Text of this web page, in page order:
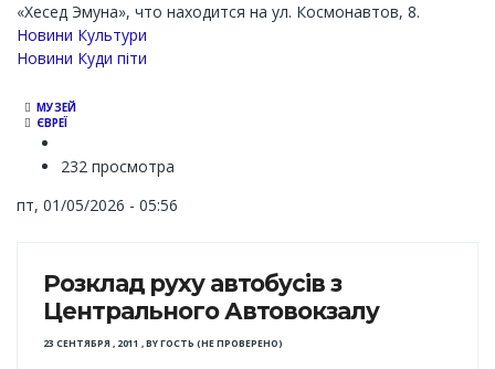
«Хесед Эмуна», что находится на ул. Космонавтов, 8.
Новини Культури
Новини Куди піти
МУЗЕЙ
ЄВРЕЇ
232 просмотра
пт, 01/05/2026 - 05:56
Розклад руху автобусів з
Центрального Автовокзалу
23 СЕНТЯБРЯ , 2011 ,BYГОСТЬ (НЕ ПРОВЕРЕНО)